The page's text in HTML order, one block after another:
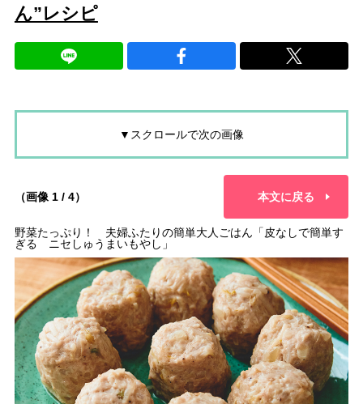
ん”レシピ
▼スクロールで次の画像
（画像 1 / 4） 本文に戻る
野菜たっぷり！ 夫婦ふたりの簡単大人ごはん「皮なしで簡単す
ぎる ニセしゅうまいもやし」